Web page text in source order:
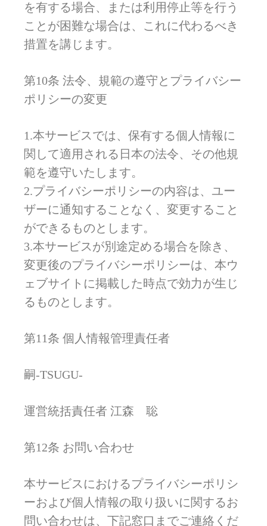
を有する場合、または利用停止等を行う
ことが困難な場合は、これに代わるべき
措置を講じます。
第10条 法令、規範の遵守とプライバシー
ポリシーの変更
1.本サービスでは、保有する個人情報に
関して適用される日本の法令、その他規
範を遵守いたします。
2.プライバシーポリシーの内容は、ユー
ザーに通知することなく、変更すること
ができるものとします。
3.本サービスが別途定める場合を除き、
変更後のプライバシーポリシーは、本ウ
ェブサイトに掲載した時点で効力が生じ
るものとします。
第11条 個人情報管理責任者
嗣-TSUGU-
運営統括責任者 江森 聡
第12条 お問い合わせ
本サービスにおけるプライバシーポリシ
ーおよび個人情報の取り扱いに関するお
問い合わせは、下記窓口までご連絡くだ